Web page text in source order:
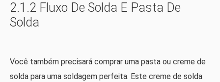
2.1.2 Fluxo De Solda E Pasta De
Solda
Você também precisará comprar uma pasta ou creme de
solda para uma soldagem perfeita. Este creme de solda